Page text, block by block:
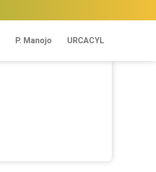
P. Manojo URCACYL